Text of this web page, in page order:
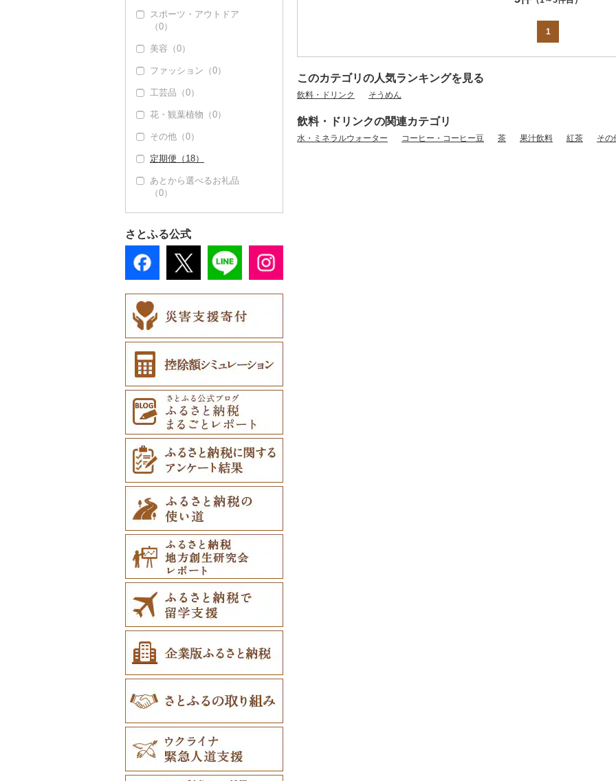
スープ（1）
豆腐・納豆（2）
豆腐（2）
納豆（0）
漬物（0）
缶詰・瓶詰（1）
肉（0）
魚（0）
果物（0）
ジャム（0）
（1）
乾物（1）
燻製（スモーク）
その他加工品（7）
酢（0）
こしょう（1）
その他調味料（8）
家具・インテリア
（0）
寝具（0）
タオル（0）
文房具・印鑑（0）
食器（1）
グラス・カップ（0）
タンブラー（0）
箸（0）
ナイフ（0）
皿・椀（0）
弁当箱（0）
その他食器（1）
キッチン用品（0）
日用品（0）
楽器・器材（0）
（0）
ご当地キャラクター
（0）
ベビー用品（0）
ペット用品（0）
防災グッズ（0）
その他雑貨（0）
スポーツ・アウトドア
（0）
美容（0）
ファッション（0）
工芸品（0）
花・観葉植物（0）
その他（0）
定期便（18）
あとから選べるお礼品
（0）
さとふる公式
1
このカテゴリの人気ランキングを見る
飲料・ドリンク そうめん
飲料・ドリンクの関連カテゴリ
水・ミネラルウォーター コーヒー・コーヒー豆 茶 果汁飲料 紅茶 その